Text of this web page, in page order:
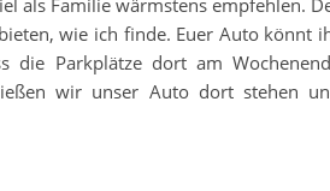
als Familie wärmstens empfehlen.
wie ich finde. Euer Auto könnt
die Parkplätze dort am
wir unser Auto dort stehen